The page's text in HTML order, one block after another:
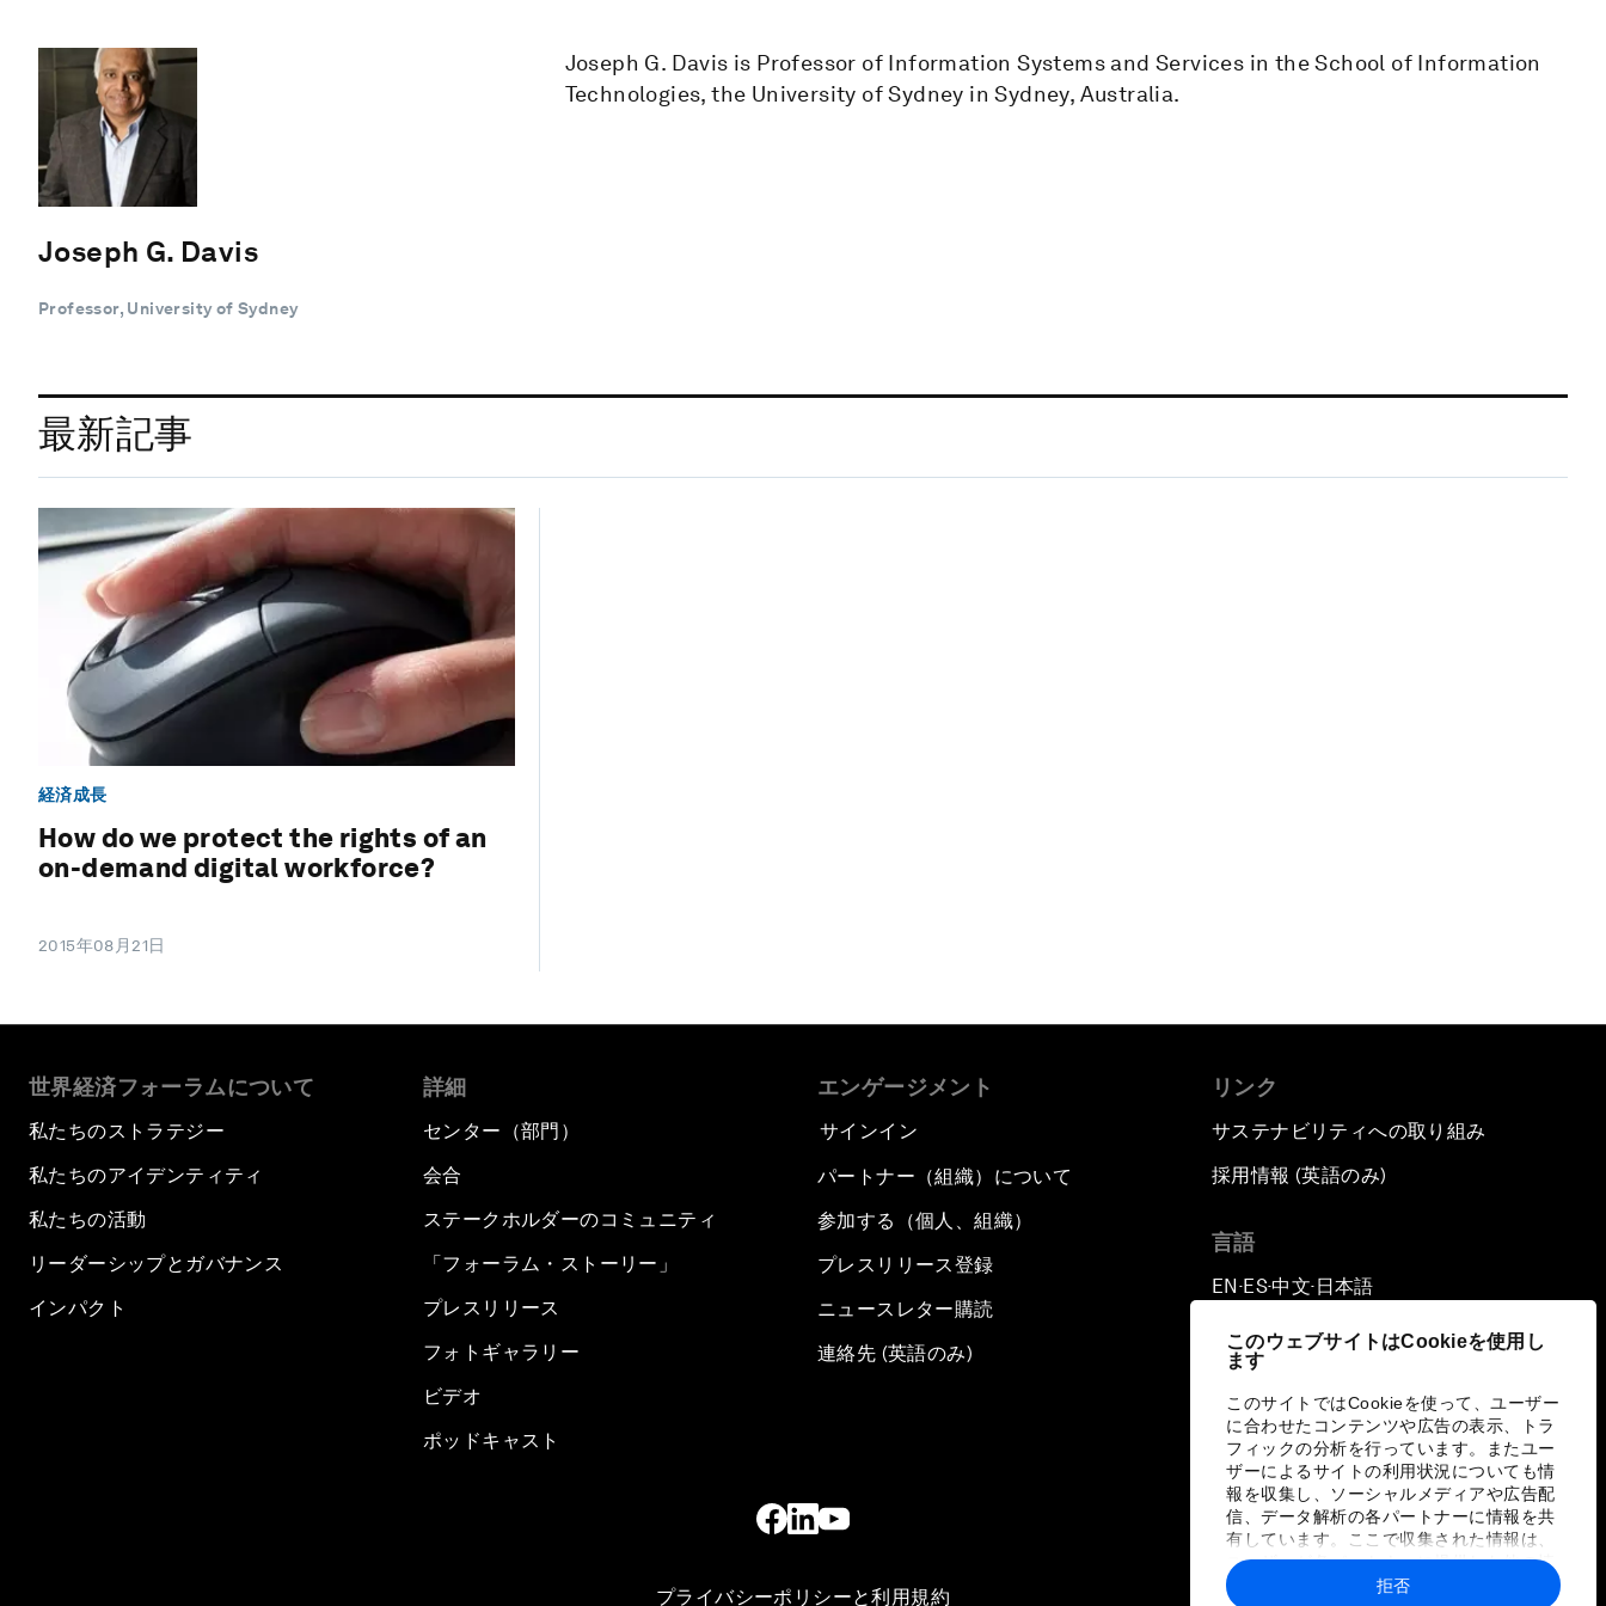
このウェブサイトはCookieを使用し
ます
このサイトではCookieを使って、ユーザー
に合わせたコンテンツや広告の表示、トラ
フィックの分析を行っています。またユー
ザーによるサイトの利用状況についても情
報を収集し、ソーシャルメディアや広告配
信、データ解析の各パートナーに情報を共
有しています。ここで収集された情報は、
ユーザーが各パートナーに提供した他の情
報や各パートナーのサービスを使用した際
拒否
Joseph G. Davis
Professor, University of Sydney
Joseph G. Davis is Professor of Information Systems and Services in the School of Information
Technologies, the University of Sydney in Sydney, Australia.
最新記事
経済成長
How do we protect the rights of an
on-demand digital workforce?
2015年08月21日
世界経済フォーラムについて
私たちのストラテジー
私たちのアイデンティティ
私たちの活動
リーダーシップとガバナンス
インパクト
詳細
センター（部門）
会合
ステークホルダーのコミュニティ
「フォーラム・ストーリー」
プレスリリース
フォトギャラリー
ビデオ
ポッドキャスト
エンゲージメント
サインイン
パートナー（組織）について
参加する（個人、組織）
プレスリリース登録
ニュースレター購読
連絡先 (英語のみ)
リンク
サステナビリティへの取り組み
採用情報 (英語のみ)
言語
EN ▪ ES▪中文▪ 日本語
プライバシーポリシーと利用規約